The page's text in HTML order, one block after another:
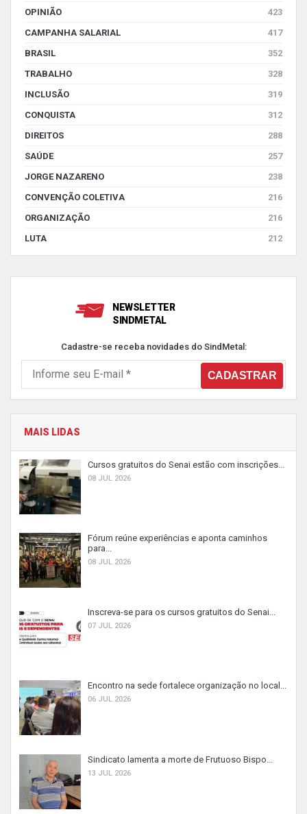
OPINIÃO
423
CAMPANHA SALARIAL
417
BRASIL
352
TRABALHO
328
INCLUSÃO
319
CONQUISTA
312
DIREITOS
288
SAÚDE
257
JORGE NAZARENO
238
CONVENÇÃO COLETIVA
216
ORGANIZAÇÃO
216
LUTA
212
NEWSLETTER
SINDMETAL
Cadastre-se receba novidades do SindMetal:
MAIS LIDAS
Cursos gratuitos do Senai estão com inscrições...
08 JUL 2026
Fórum reúne experiências e aponta caminhos
para...
08 JUL 2026
Inscreva-se para os cursos gratuitos do Senai...
07 JUL 2026
Encontro na sede fortalece organização no local...
06 JUL 2026
Sindicato lamenta a morte de Frutuoso Bispo...
13 JUL 2026